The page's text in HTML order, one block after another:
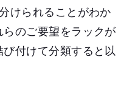
けられることがわか
のご要望をラックが
付けて分類すると以